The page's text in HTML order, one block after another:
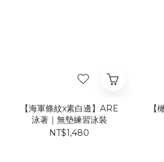
【海軍條紋x素白邊】ARE
泳著｜無墊練習泳裝
NT$1,480
【